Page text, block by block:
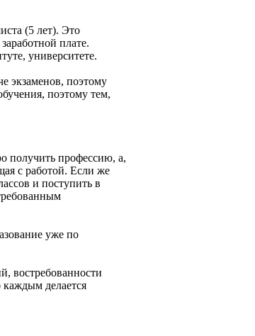
(5 лет). Это
плате.
университете.
экзаменов, поэтому
поэтому тем,
получить профессию, а,
с работой. Если же
и поступить в
уже по
востребованности
делается